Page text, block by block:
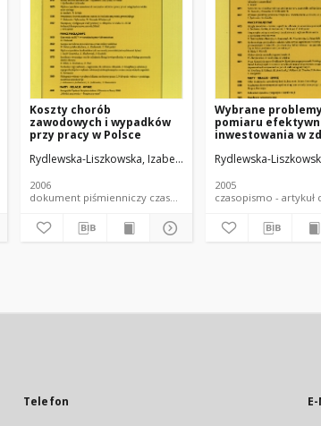
czasopismo - artykuł
Koszty chorób
zawodowych i wypadków
przy pracy w Polsce
Rydlewska-Liszkowska, Izabela
2006
dokument piśmienniczy czasopismo - artykuł
Wybrane
pomiaru
inwestowania w
Rydlewska-
2005
Telefon